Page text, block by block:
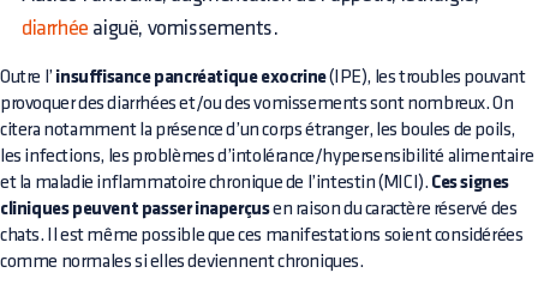
diarrhée aiguë, vomissements.
Outre l’ insuffisance pancréatique exocrine(IPE), les troubles pouvant
provoquer des diarrhées et/ou des vomissements sont nombreux. On
citera notamment la présence d’un corps étranger, les boules de poils,
les infections, les problèmes d’intolérance/hypersensibilité alimentaire
et la maladie inflammatoire chronique de l’intestin (MICI). Ces signes
cliniques peuvent passer inaperçusen raison du caractère réservé des
chats. Il est même possible que ces manifestations soient considérées
comme normales si elles deviennent chroniques.